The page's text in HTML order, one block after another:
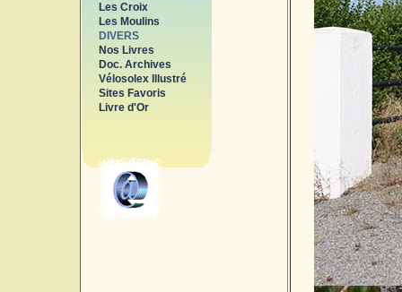
Les Croix
Les Moulins
DIVERS
Nos Livres
Doc. Archives
Vélosolex Illustré
Sites Favoris
Livre d'Or